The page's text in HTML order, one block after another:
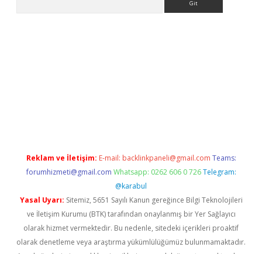
Reklam ve İletişim: E-mail: backlinkpaneli@gmail.com Teams:
forumhizmeti@gmail.com Whatsapp: 0262 606 0 726 Telegram:
@karabul
Yasal Uyarı: Sitemiz, 5651 Sayılı Kanun gereğince Bilgi Teknolojileri
ve İletişim Kurumu (BTK) tarafından onaylanmış bir Yer Sağlayıcı
olarak hizmet vermektedir. Bu nedenle, sitedeki içerikleri proaktif
olarak denetleme veya araştırma yükümlülüğümüz bulunmamaktadır.